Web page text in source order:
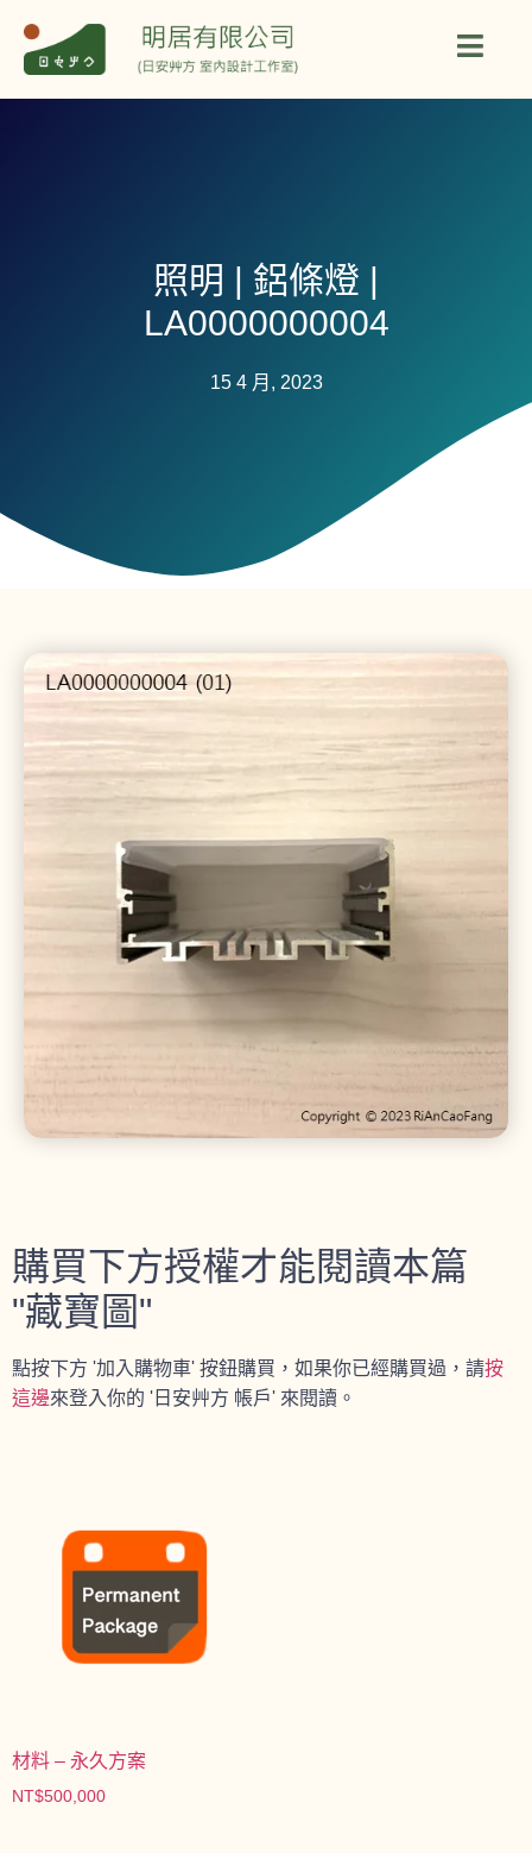
照明 | 鋁條燈 |
LA0000000004
15 4 月, 2023
購買下方授權才能閱讀本篇
"藏寶圖"
點按下方 '加入購物車' 按鈕購買，如果你已經購買過，請按
這邊來登入你的 '日安艸方 帳戶' 來閱讀。
材料 – 永久方案
NT$500,000